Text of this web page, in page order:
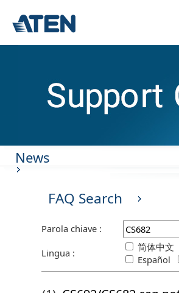
News
FAQ Search
Parola chiave :
Lingua :
简体中文
Español